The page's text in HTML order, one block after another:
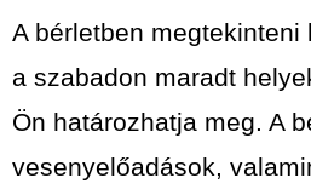
A bérletben
a szabadon maradt
Ön határozhatja meg. A
vesenyelőadások,